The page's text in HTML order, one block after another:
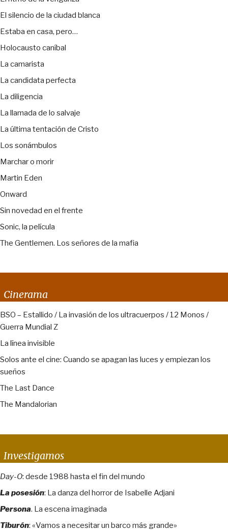
El silencio de la ciudad blanca
Estaba en casa, pero…
Holocausto caníbal
La camarista
La candidata perfecta
La diligencia
La llamada de lo salvaje
La última tentación de Cristo
Los sonámbulos
Marchar o morir
Martin Eden
Onward
Sin novedad en el frente
Sonic, la película
The Gentlemen. Los señores de la mafia
Cinerama
BSO – Estallido / La invasión de los ultracuerpos / 12 Monos /
Guerra Mundial Z
La línea invisible
Solos ante el cine: Cuando se apagan las luces y empiezan los
sueños
The Last Dance
The Mandalorian
Investigamos
Day-O: desde 1988 hasta el fin del mundo
La posesión: La danza del horror de Isabelle Adjani
Persona. La escena imaginada
Tiburón: «Vamos a necesitar un barco más grande»